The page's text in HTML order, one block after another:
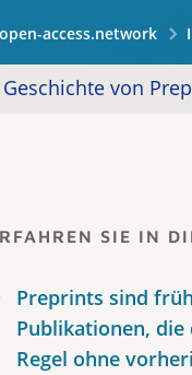
open-access.network
Geschichte von
SIE IN
Preprints sind
Publikationen,
Regel ohne